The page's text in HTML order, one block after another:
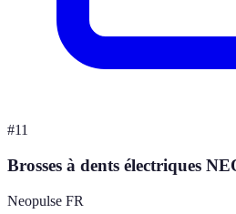
#11
Brosses à dents électriques
Neopulse FR